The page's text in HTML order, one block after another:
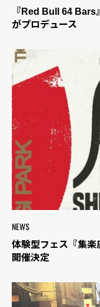
『Red Bull 64
がプロデュース
NEWS
体験型フェス『集
開催決定